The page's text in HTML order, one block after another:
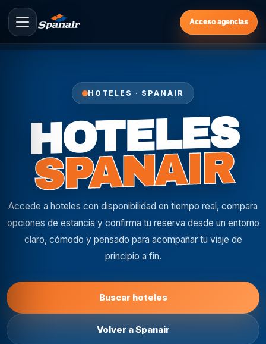
Acceso agencias
HOTELES · SPANAIR
HOTELES
SPANAIR
Accede a hoteles con disponibilidad en tiempo real, compara
opciones de estancia y confirma tu reserva desde un entorno
claro, cómodo y pensado para acompañar tu viaje de
principio a fin.
Buscar hoteles
Volver a Spanair